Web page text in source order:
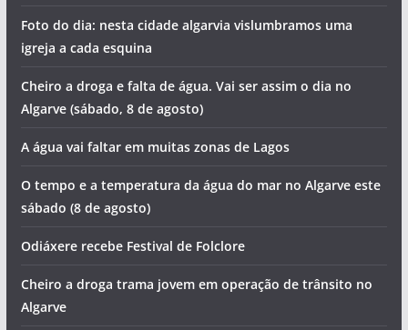
Foto do dia: nesta cidade algarvia vislumbramos uma
igreja a cada esquina
Cheiro a droga e falta de água. Vai ser assim o dia no
Algarve (sábado, 8 de agosto)
A água vai faltar em muitas zonas de Lagos
O tempo e a temperatura da água do mar no Algarve este
sábado (8 de agosto)
Odiáxere recebe Festival de Folclore
Cheiro a droga trama jovem em operação de trânsito no
Algarve